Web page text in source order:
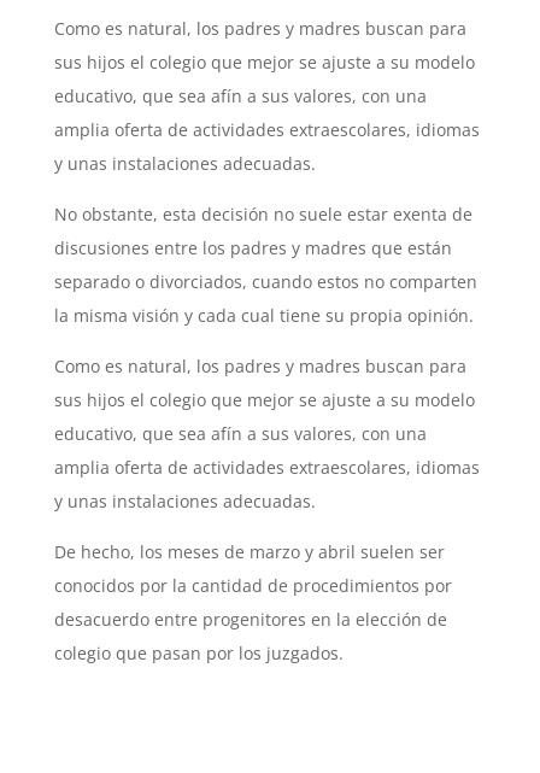
Como es natural, los padres y madres buscan para
sus hijos el colegio que mejor se ajuste a su modelo
educativo, que sea afín a sus valores, con una
amplia oferta de actividades extraescolares, idiomas
y unas instalaciones adecuadas.
No obstante, esta decisión no suele estar exenta de
discusiones entre los padres y madres que están
separado o divorciados, cuando estos no comparten
la misma visión y cada cual tiene su propia opinión.
Como es natural, los padres y madres buscan para
sus hijos el colegio que mejor se ajuste a su modelo
educativo, que sea afín a sus valores, con una
amplia oferta de actividades extraescolares, idiomas
y unas instalaciones adecuadas.
De hecho, los meses de marzo y abril suelen ser
conocidos por la cantidad de procedimientos por
desacuerdo entre progenitores en la elección de
colegio que pasan por los juzgados.